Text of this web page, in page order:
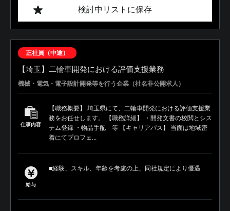
検討中リストに保存
正社員（中途）
【埼玉】二輪車開発における評価支援業務
機械・電気・電子設計開発等を行う企業（社名非公開求人）
仕事内容
【職務概要】 埼玉県にて、二輪車開発における評価支援業
務をお任せします。 【職務詳細】 ・開発文書の校閲とシス
テム登録 ・物品手配 等 【キャリアパス】 当面は地域密
着にてプロフェ...
給与
■経験、スキル、年齢を考慮の上、同社規定により優遇